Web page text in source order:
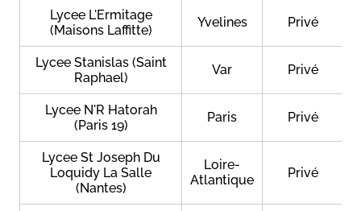
Lycee L'Ermitage
(Maisons Laffitte)
Yvelines Privé
Lycee Stanislas (Saint
Raphael)
Var Privé
Lycee N'R Hatorah
(Paris 19)
Paris Privé
Lycee St Joseph Du
Loquidy La Salle
(Nantes)
Loire-
Atlantique
Privé